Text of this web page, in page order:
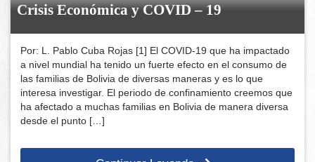
Crisis Económica y COVID – 19
Por: L. Pablo Cuba Rojas [1] El COVID-19 que ha impactado
a nivel mundial ha tenido un fuerte efecto en el consumo de
las familias de Bolivia de diversas maneras y es lo que
interesa investigar. El periodo de confinamiento creemos que
ha afectado a muchas familias en Bolivia de manera diversa
desde el punto […]